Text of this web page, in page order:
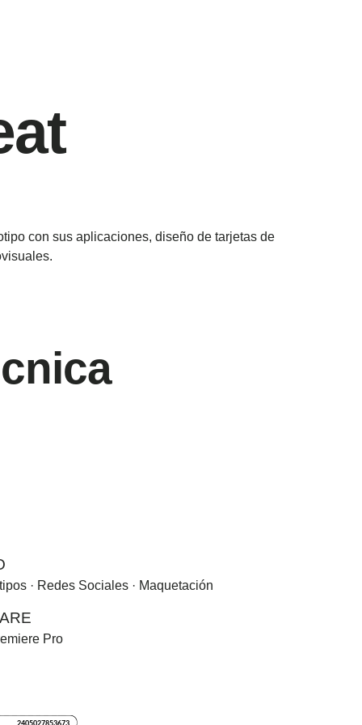
con sus aplicaciones, diseño de tarjetas de
· Redes Sociales · Maquetación
Pro